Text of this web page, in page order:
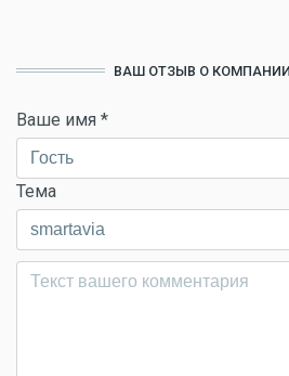
ВАШ ОТЗЫВ О КОМПАНИИ
Ваше имя *
Тема
Комментарий*